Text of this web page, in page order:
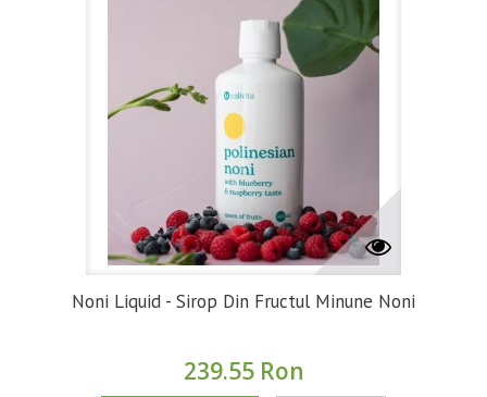
Noni Liquid - Sirop Din Fructul Minune Noni
239.55 Ron